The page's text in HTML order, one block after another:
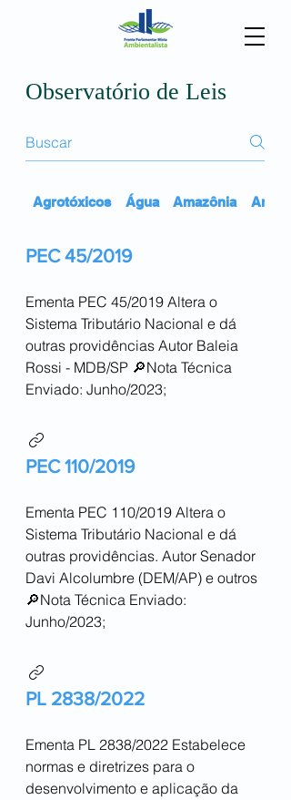
CARREGANDO...
Observatório de Leis
Agrotóxicos Água Amazônia
PEC 45/2019
Ementa PEC 45/2019 Altera o
Sistema Tributário Nacional e dá
outras providências Autor Baleia
Rossi - MDB/SP 🔎Nota Técnica
Enviado: Junho/2023;
PEC 110/2019
Ementa PEC 110/2019 Altera o
Sistema Tributário Nacional e dá
outras providências. Autor Senador
Davi Alcolumbre (DEM/AP) e outros
🔎Nota Técnica Enviado:
Junho/2023;
PL 2838/2022
Ementa PL 2838/2022 Estabelece
normas e diretrizes para o
desenvolvimento e aplicação da